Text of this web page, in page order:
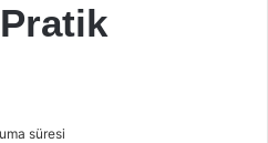
süresi